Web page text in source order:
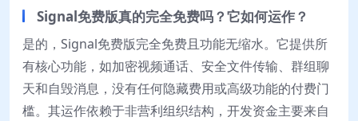
Signal免费版真的完全免费吗？它如何运作？
是的，Signal免费版完全免费且功能无缩水。它提供所
有核心功能，如加密视频通话、安全文件传输、群组聊
天和自毁消息，没有任何隐藏费用或高级功能的付费门
槛。其运作依赖于非营利组织结构，开发资金主要来自